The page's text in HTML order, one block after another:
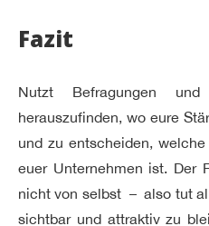
Fazit
Nutzt Befragungen
herauszufinden, wo eure
und zu entscheiden,
euer Unternehmen ist. Der
nicht von selbst – also tut
sichtbar und attraktiv zu